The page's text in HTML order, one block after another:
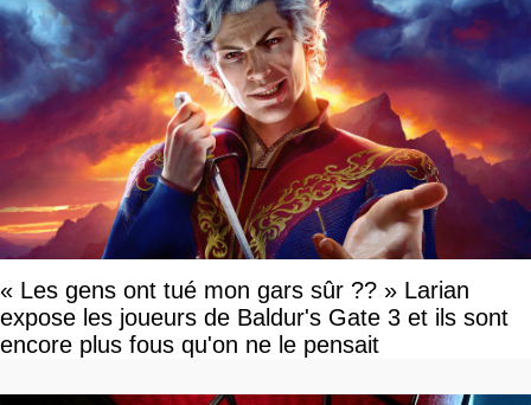
« Les gens ont tué mon gars sûr ?? » Larian
expose les joueurs de Baldur's Gate 3 et ils sont
encore plus fous qu'on ne le pensait